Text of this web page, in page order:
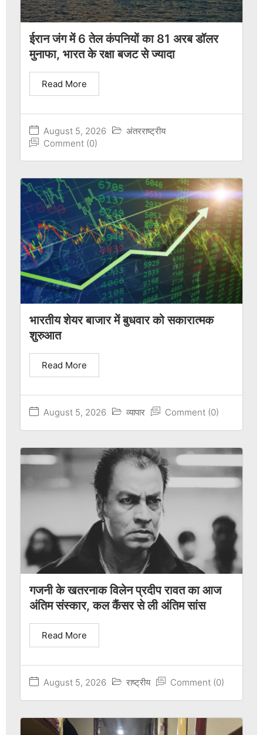
ईरान जंग में 6 तेल कंपनियों का 81 अरब डॉलर
मुनाफा, भारत के रक्षा बजट से ज्यादा
August 5, 2026
अंतरराष्ट्रीय
Comment (0)
Read More
भारतीय शेयर बाजार में बुधवार को सकारात्मक
शुरुआत
August 5, 2026 व्यापार Comment (0)
Read More
गजनी के खतरनाक विलेन प्रदीप रावत का आज
अंतिम संस्कार, कल कैंसर से ली अंतिम सांस
August 5, 2026 राष्ट्रीय Comment (0)
Read More